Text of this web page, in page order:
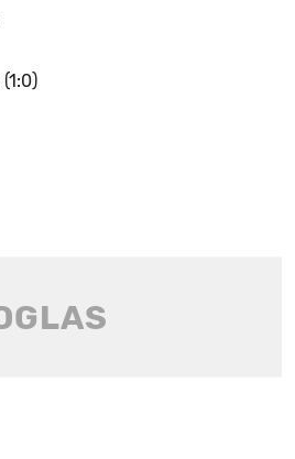
(1:0)